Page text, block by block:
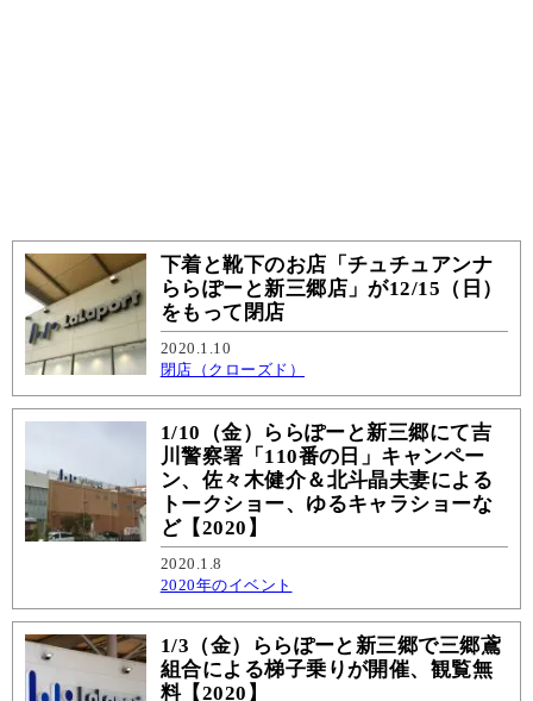
下着と靴下のお店「チュチュアンナ
ららぽーと新三郷店」が12/15（日）
をもって閉店
2020.1.10
閉店（クローズド）
1/10（金）ららぽーと新三郷にて吉
川警察署「110番の日」キャンペー
ン、佐々木健介＆北斗晶夫妻による
トークショー、ゆるキャラショーな
ど【2020】
2020.1.8
2020年のイベント
1/3（金）ららぽーと新三郷で三郷鳶
組合による梯子乗りが開催、観覧無
料【2020】